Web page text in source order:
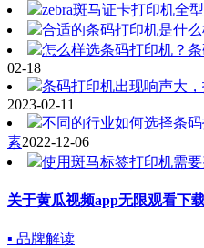
zebra斑马证卡打印机全
合适的条码打印机是什么样
怎么样选条码打印机？条
02-18
条码打印机出现响声大
2023-02-11
不同的行业如何选择条
素2022-12-06
使用斑马标签打印机需要判
关于黄瓜视频app无限观看下
▪ 品牌解读